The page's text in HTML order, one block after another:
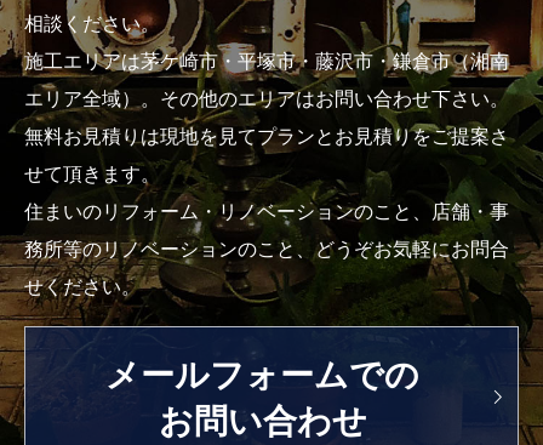
相談ください。
施工エリアは茅ケ崎市・平塚市・藤沢市・鎌倉市（湘南
エリア全域）。その他のエリアはお問い合わせ下さい。
無料お見積りは現地を見てプランとお見積りをご提案さ
せて頂きます。
住まいのリフォーム・リノベーションのこと、店舗・事
務所等のリノベーションのこと、どうぞお気軽にお問合
せください。
メールフォームでの
お問い合わせ